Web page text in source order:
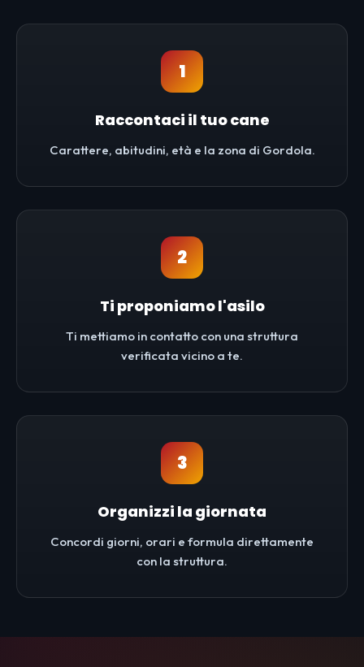
1
Raccontaci il tuo cane
Carattere, abitudini, età e la zona di Gordola.
2
Ti proponiamo l'asilo
Ti mettiamo in contatto con una struttura
verificata vicino a te.
3
Organizzi la giornata
Concordi giorni, orari e formula direttamente
con la struttura.